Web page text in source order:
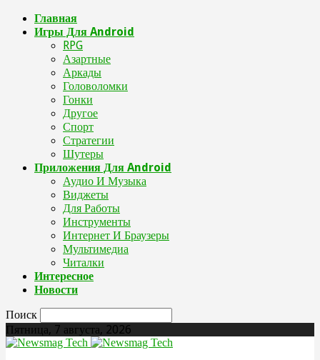
Главная
Игры Для Android
RPG
Азартные
Аркады
Головоломки
Гонки
Другое
Спорт
Стратегии
Шутеры
Приложения Для Android
Аудио И Музыка
Виджеты
Для Работы
Инструменты
Интернет И Браузеры
Мультимедиа
Читалки
Интересное
Новости
Поиск
Пятница, 7 августа, 2026